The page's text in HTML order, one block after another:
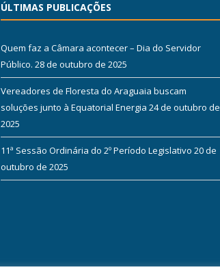
ÚLTIMAS PUBLICAÇÕES
Quem faz a Câmara acontecer – Dia do Servidor
Público. 28 de outubro de 2025
Vereadores de Floresta do Araguaia buscam
soluções junto à Equatorial Energia 24 de outubro de
2025
11ª Sessão Ordinária do 2º Período Legislativo 20 de
outubro de 2025